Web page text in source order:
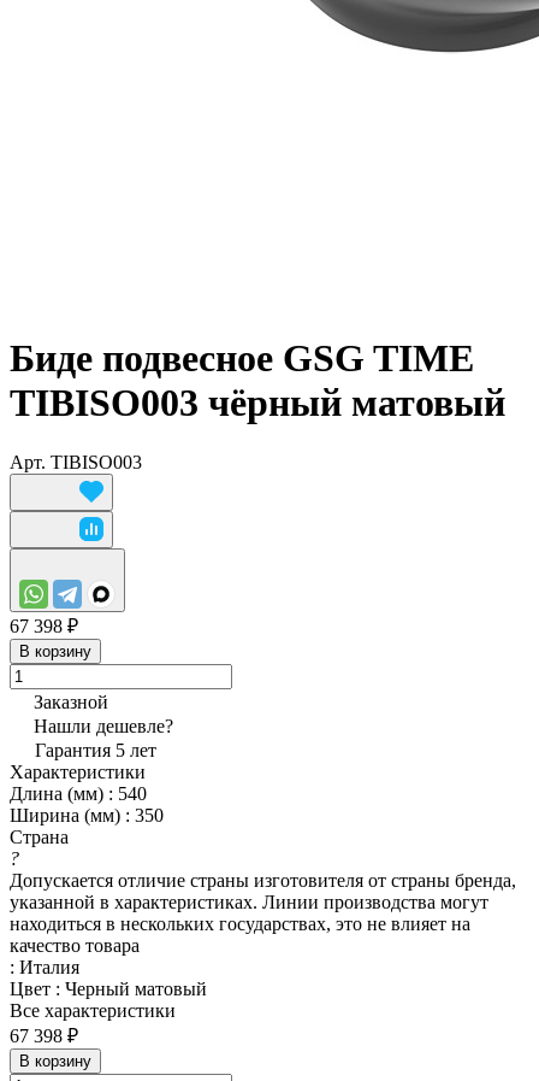
Биде подвесное GSG TIME
TIBISO003 чёрный матовый
Арт. TIBISO003
67 398 ₽
В корзину
Заказной
Нашли дешевле?
Гарантия 5 лет
Характеристики
Длина (мм) : 540
Ширина (мм) : 350
Страна
?
Допускается отличие страны изготовителя от страны бренда,
указанной в характеристиках. Линии производства могут
находиться в нескольких государствах, это не влияет на
качество товара
: Италия
Цвет : Черный матовый
Все характеристики
67 398 ₽
В корзину